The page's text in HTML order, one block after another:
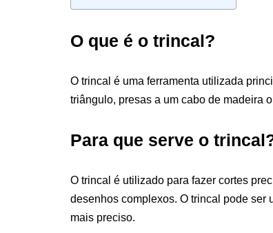
O que é o trincal?
O trincal é uma ferramenta utilizada
triângulo, presas a um cabo de madeira
Para que serve o
O trincal é utilizado para fazer cortes
desenhos complexos. O trincal pode ser
mais preciso.